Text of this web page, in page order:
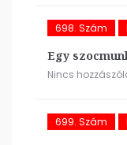
698. Szám
Egy
Nincs
699. Szám